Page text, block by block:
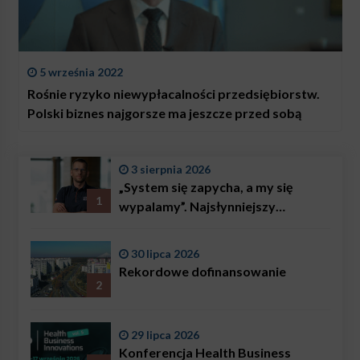
5 września 2022
Rośnie ryzyko niewypłacalności przedsiębiorstw.
Polski biznes najgorsze ma jeszcze przed sobą
1
3 sierpnia 2026
„System się zapycha, a my się
wypalamy”. Najsłynniejszy
problemem są nie tylko choroby
2
30 lipca 2026
Rekordowe dofinansowanie
29 lipca 2026
Konferencja Health Business